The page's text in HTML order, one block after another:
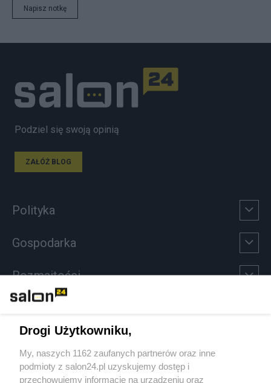
Napisz notkę
Podziel się swoją opinią
ZAŁÓŻ BLOG
Polityka
Gospodarka
Rozmaitości
Sport
Społeczeństwo
Drogi Użytkowniku,
My, naszych 1162 zaufanych partnerów oraz inne
podmioty z salon24.pl uzyskujemy dostęp i
przechowujemy informacje na urządzeniu oraz